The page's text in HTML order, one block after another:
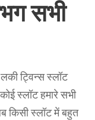
सभी
ट्विन्स स्लॉट
स्लॉट हमारे सभी
​​किसी स्लॉट में बहुत